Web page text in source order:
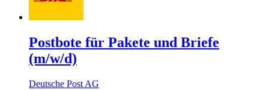
Postbote für Pakete und Briefe
(m/w/d)
Deutsche Post AG